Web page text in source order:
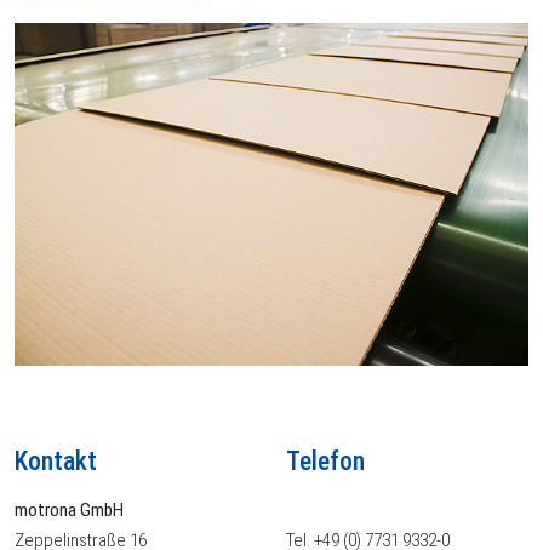
Kontakt
motrona GmbH
Zeppelinstraße 16
Telefon
Tel. +49 (0) 7731 9332-0